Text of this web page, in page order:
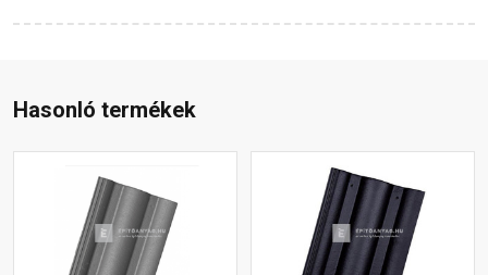
Hasonló termékek